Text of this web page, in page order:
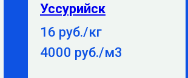
Уссурийск
16 руб./кг
4000 руб./м3